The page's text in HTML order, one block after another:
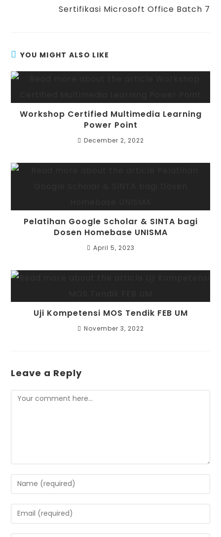
Sertifikasi Microsoft Office Batch 7
YOU MIGHT ALSO LIKE
Workshop Certified Multimedia Learning
Power Point
December 2, 2022
Pelatihan Google Scholar & SINTA bagi
Dosen Homebase UNISMA
April 5, 2023
Uji Kompetensi MOS Tendik FEB UM
November 3, 2022
Leave a Reply